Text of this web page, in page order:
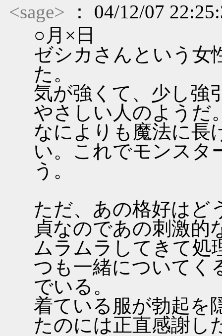
<sage>
： 04/12/07
○月×日
ゼシカさんという女
た。
気が強くて、少し強
やさしい人のようだ
なによりも魔法に長
い。これでモンスタ
う。
ただ、あの格好はど
貞なのであの刺激的
ムラムラしてきて処
つも一緒についてく
でいる。
着ている服が勃起を
たのには正直感謝し